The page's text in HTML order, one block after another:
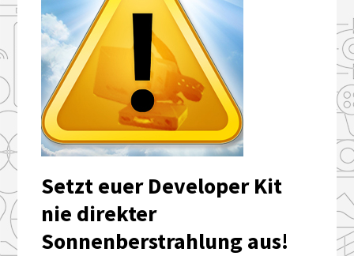
Setzt euer Developer Kit
nie direkter
Sonnenberstrahlung aus!